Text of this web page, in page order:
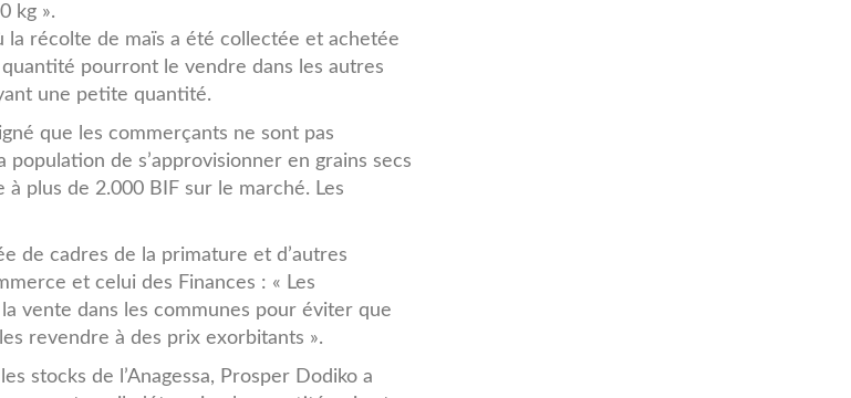
kg ».
la récolte de maïs a été collectée et achetée
quantité pourront le vendre dans les autres
une petite quantité.
que les commerçants ne sont pas
de s’approvisionner en grains secs
plus de 2.000 BIF sur le marché. Les
de cadres de la primature et d’autres
et celui des Finances : « Les
vente dans les communes pour éviter que
revendre à des prix exorbitants ».
stocks de l’Anagessa, Prosper Dodiko a